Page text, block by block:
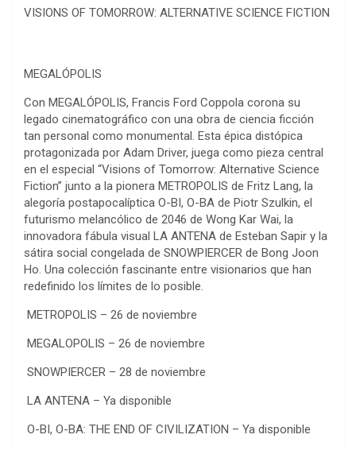
VISIONS OF TOMORROW: ALTERNATIVE SCIENCE FICTION
MEGALÓPOLIS
Con MEGALÓPOLIS, Francis Ford Coppola corona su
legado cinematográfico con una obra de ciencia ficción
tan personal como monumental. Esta épica distópica
protagonizada por Adam Driver, juega como pieza central
en el especial “Visions of Tomorrow: Alternative Science
Fiction” junto a la pionera METROPOLIS de Fritz Lang, la
alegoría postapocalíptica O-BI, O-BA de Piotr Szulkin, el
futurismo melancólico de 2046 de Wong Kar Wai, la
innovadora fábula visual LA ANTENA de Esteban Sapir y la
sátira social congelada de SNOWPIERCER de Bong Joon
Ho. Una colección fascinante entre visionarios que han
redefinido los límites de lo posible.
METROPOLIS – 26 de noviembre
MEGALOPOLIS – 26 de noviembre
SNOWPIERCER – 28 de noviembre
LA ANTENA – Ya disponible
O-BI, O-BA: THE END OF CIVILIZATION – Ya disponible